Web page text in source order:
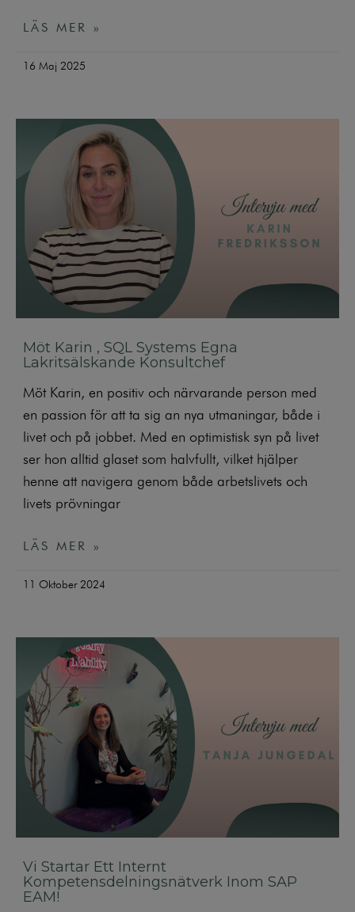
LÄS MER »
16 Maj 2025
Möt Karin , SQL Systems Egna
Lakritsälskande Konsultchef
Möt Karin, en positiv och närvarande person med
en passion för att ta sig an nya utmaningar, både i
livet och på jobbet. Med en optimistisk syn på livet
ser hon alltid glaset som halvfullt, vilket hjälper
henne att navigera genom både arbetslivets och
livets prövningar
LÄS MER »
11 Oktober 2024
Vi Startar Ett Internt
Kompetensdelningsnätverk Inom SAP
EAM!